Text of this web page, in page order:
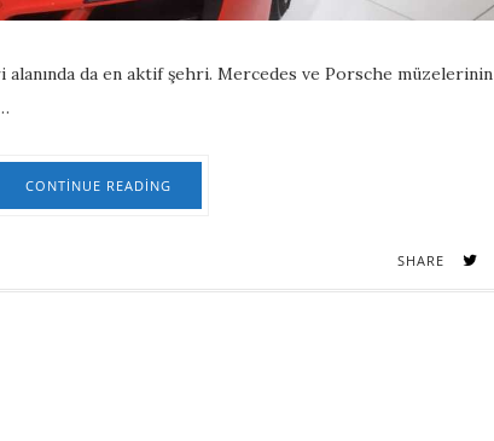
alanında da en aktif şehri. Mercedes ve Porsche müzelerinin
CONTINUE READING
SHARE